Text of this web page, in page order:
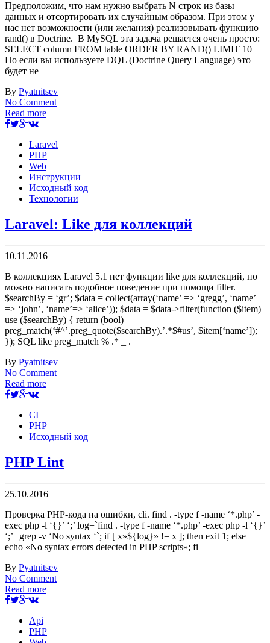
Предположим, что нам нужно выбрать N строк из базы
данных и отсортировать их случайным образом. При этом у
нас нет возможности (или желания) реализовывать функцию
rand() в Doctrine. В MySQL эта задача решается очень просто:
SELECT column FROM table ORDER BY RAND() LIMIT 10
Но если вы используете DQL (Doctrine Query Language) это
будет не
By Pyatnitsev
No Comment
Read more
Laravel
PHP
Web
Инструкции
Исходный код
Технологии
Laravel: Like для коллекций
10.11.2016
В коллекциях Laravel 5.1 нет функции like для коллекций, но
можно написать подобное поведение при помощи filter.
$searchBy = ‘gr’; $data = collect(array(‘name’ => ‘gregg’, ‘name’
=> ‘john’, ‘name’=> ‘alice’)); $data = $data->filter(function ($item)
use ($searchBy) { return (bool)
preg_match(‘#^’.preg_quote($searchBy).’.*$#us’, $item[‘name’]);
}); SQL like preg_match % .* _ .
By Pyatnitsev
No Comment
Read more
CI
PHP
Исходный код
PHP Lint
25.10.2016
Проверка PHP-кода на ошибки, cli. find . -type f -name ‘*.php’ -
exec php -l ‘{}’ ‘;’ log=`find . -type f -name ‘*.php’ -exec php -l ‘{}’
‘;’ | grep -v ‘No syntax ‘`; if [ x»${log}» != x ]; then exit 1; else
echo «No syntax errors detected in PHP scripts»; fi
By Pyatnitsev
No Comment
Read more
Api
PHP